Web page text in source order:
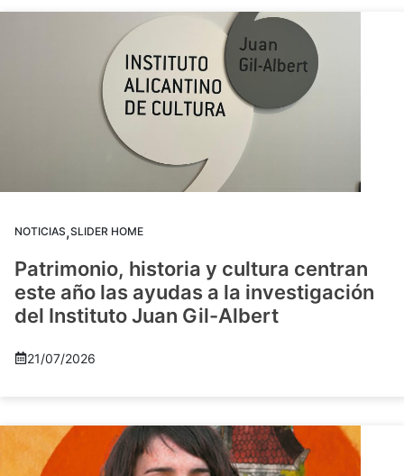
NOTICIAS,SLIDER HOME
Patrimonio, historia y cultura centran
este año las ayudas a la investigación
del Instituto Juan Gil-Albert
21/07/2026